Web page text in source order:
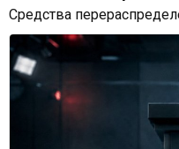
Средства